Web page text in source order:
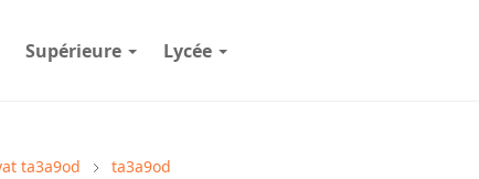
Supérieure Lycée
ta3a9od ta3a9od